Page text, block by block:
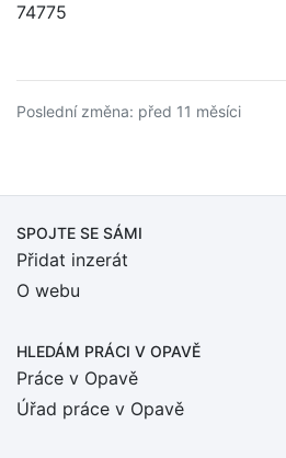
74775
Poslední změna: před 11 měsíci
SPOJTE SE SÁMI
Přidat inzerát
O webu
HLEDÁM PRÁCI V OPAVĚ
Práce v Opavě
Úřad práce v Opavě